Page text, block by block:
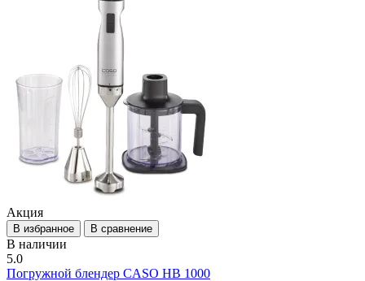
Акция
В избранное В сравнение
В наличии
5.0
Погружной блендер CASO HB 1000